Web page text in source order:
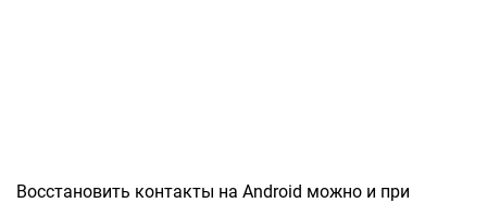
Восстановить контакты на Android можно и при